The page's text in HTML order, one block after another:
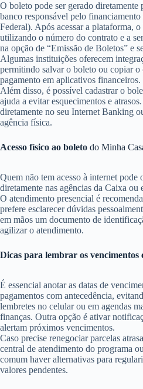
O boleto pode ser gerado
banco responsável pelo
Federal). Após acessar a plataforma,
utilizando o número do contrato e a
na opção de “Emissão de Boletos” e
Algumas instituições oferecem
permitindo salvar o boleto ou copiar o
pagamento em aplicativos financeiros.
Além disso, é possível cadastrar o
ajuda a evitar esquecimentos e
diretamente no seu Internet Banking
agência física.
Acesso físico ao boleto do Minha
Quem não tem acesso à internet
diretamente nas agências da Caixa ou
O atendimento presencial é
prefere esclarecer dúvidas
em mãos um documento de
agilizar o atendimento.
Dicas para lembrar os vencimentos
É essencial anotar as datas de
pagamentos com antecedência,
lembretes no celular ou em agendas
finanças. Outra opção é ativar
alertam próximos vencimentos.
Caso precise renegociar parcelas
central de atendimento do programa
comum haver alternativas para
valores pendentes.